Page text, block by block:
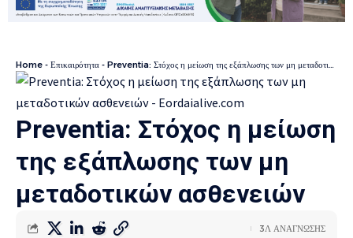
Home - Επικαιρότητα - Preventia: Στόχος η μείωση της εξάπλωσης των μη μεταδοτικών ασθενειών
Preventia: Στόχος η μείωση
της εξάπλωσης των μη
μεταδοτικών ασθενειών
3Λ ΑΝΑΓΝΩΣΗΣ